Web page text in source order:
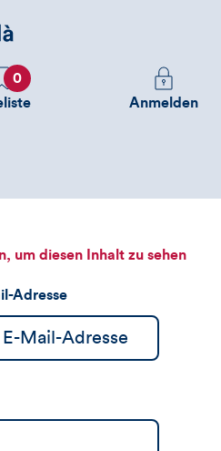
0
Melden
Sie
sehen
Anmelden
um diesen Inhalt zu sehen
Adresse